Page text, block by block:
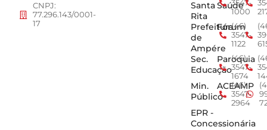
CNPJ:
77.296.143/0001-
17
Santa
Rita
Saúde
3547-
1000
Prefeitura
de
Ampére
Fórum
(46)
3547-
1122
Sec.
Educação
Paroquia
(46)
3547-
1674
Min.
Público
ACEAMP
(46)
3547-
2964
EPR -
Concessionária